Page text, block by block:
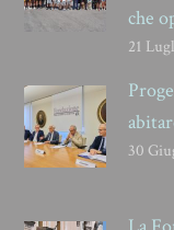
che
21
30